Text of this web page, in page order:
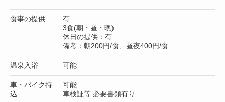
食事の提供
有
3食(朝・昼・晩)
休日の提供：有
備考：朝200円/食、昼夜400円/食
温泉入浴 可能
車・バイク持
込
可能
車検証等 必要書類有り